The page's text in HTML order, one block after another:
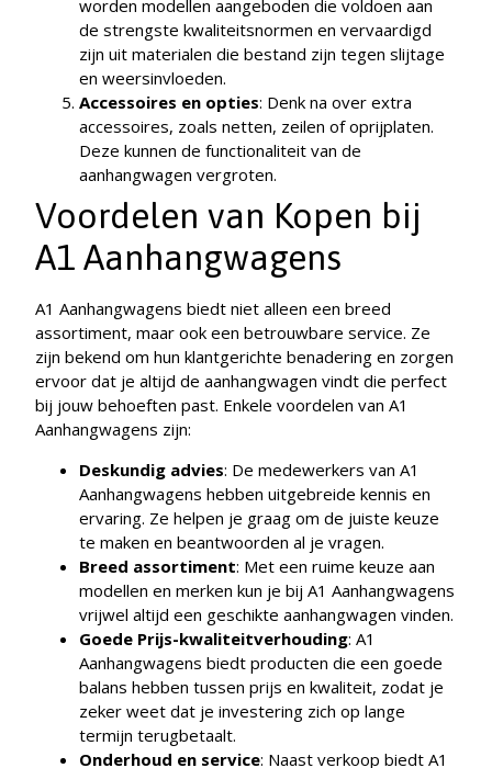
worden modellen aangeboden die voldoen aan
de strengste kwaliteitsnormen en vervaardigd
zijn uit materialen die bestand zijn tegen slijtage
en weersinvloeden.
Accessoires en opties: Denk na over extra
accessoires, zoals netten, zeilen of oprijplaten.
Deze kunnen de functionaliteit van de
aanhangwagen vergroten.
Voordelen van Kopen bij
A1 Aanhangwagens
A1 Aanhangwagens biedt niet alleen een breed
assortiment, maar ook een betrouwbare service. Ze
zijn bekend om hun klantgerichte benadering en zorgen
ervoor dat je altijd de aanhangwagen vindt die perfect
bij jouw behoeften past. Enkele voordelen van A1
Aanhangwagens zijn:
Deskundig advies: De medewerkers van A1
Aanhangwagens hebben uitgebreide kennis en
ervaring. Ze helpen je graag om de juiste keuze
te maken en beantwoorden al je vragen.
Breed assortiment: Met een ruime keuze aan
modellen en merken kun je bij A1 Aanhangwagens
vrijwel altijd een geschikte aanhangwagen vinden.
Goede Prijs-kwaliteitverhouding: A1
Aanhangwagens biedt producten die een goede
balans hebben tussen prijs en kwaliteit, zodat je
zeker weet dat je investering zich op lange
termijn terugbetaalt.
Onderhoud en service: Naast verkoop biedt A1